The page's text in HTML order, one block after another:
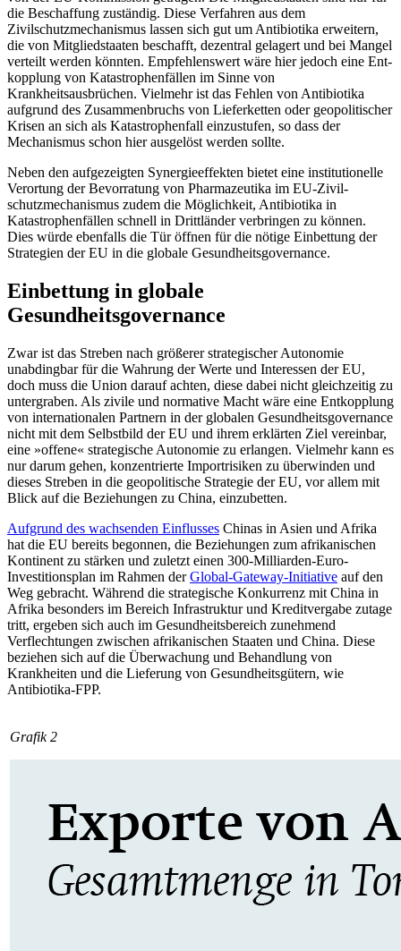
die Beschaffung zuständig. Diese Verfahren aus dem
Zivilschutzmechanismus lassen sich gut um Antibiotika erweitern,
die von Mit­gliedstaaten beschafft, dezentral gelagert und bei Mangel
verteilt werden könnten. Empfehlenswert wäre hier jedoch eine Ent­
kopplung von Katastrophenfällen im Sinne von
Krankheitsausbrüchen. Vielmehr ist das Fehlen von Antibiotika
aufgrund des Zusammenbruchs von Lieferketten oder geopolitischer
Krisen an sich als Katastrophenfall einzustufen, so dass der
Mechanismus schon hier ausgelöst werden sollte.
Neben den aufgezeigten Synergieeffekten bietet eine institutionelle
Verortung der Bevorratung von Pharmazeutika im EU-Zivil­
schutzmechanismus zudem die Mög­lich­keit, Antibiotika in
Katastrophenfällen schnell in Drittländer verbringen zu kön­nen.
Dies würde ebenfalls die Tür öffnen für die nötige Einbettung der
Strategien der EU in die globale Gesundheitsgovernance.
Einbettung in globale
Gesundheitsgovernance
Zwar ist das Streben nach größerer strate­gischer Autonomie
unabdingbar für die Wahrung der Werte und Interessen der EU,
doch muss die Union darauf achten, diese da­bei nicht gleichzeitig zu
untergraben. Als zivile und normative Macht wäre eine Ent­kopplung
von internationalen Partnern in der globalen Gesundheitsgovernance
nicht mit dem Selbstbild der EU und ihrem er­klärten Ziel vereinbar,
eine »offene« strate­gische Autonomie zu erlangen. Vielmehr kann es
nur darum gehen, konzentrierte Importrisiken zu überwinden und
dieses Streben in die geopolitische Strategie der EU, vor allem mit
Blick auf die Beziehungen zu China, einzubetten.
Aufgrund des wachsenden Einflusses Chinas in Asien und Afrika
hat die EU be­reits begonnen, die Beziehungen zum afrika­nischen
Kontinent zu stärken und zu­letzt einen 300-Milliarden-Euro-
Investitions­plan im Rahmen derGlobal-Gateway-Ini­tiative auf den
Weg gebracht. Während die strategische Konkurrenz mit China in
Afrika besonders im Bereich Infrastruktur und Kre­ditvergabe zutage
tritt, ergeben sich auch im Gesundheitsbereich zunehmend
Verflechtungen zwischen afrikanischen Staa­ten und China. Diese
beziehen sich auf die Überwachung und Behandlung von
Krankheiten und die Lieferung von Gesund­heitsgütern, wie
Antibiotika-FPP.
Grafik 2